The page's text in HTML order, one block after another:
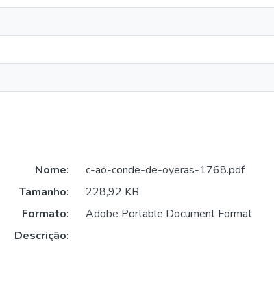
Nome:
c-ao-conde-de-oyeras-1768.pdf
Tamanho:
228,92 KB
Formato:
Adobe Portable Document Format
Descrição: